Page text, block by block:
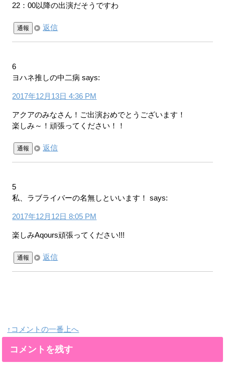
22：00以降の出演だそうですわ
通報 返信
6
ヨハネ推しの中二病 says:
2017年12月13日 4:36 PM
アクアのみなさん！ご出演おめでとうございます！
楽しみ～！頑張ってください！！
通報 返信
5
私、ラブライバーの名無しといいます！
says:
2017年12月12日 8:05 PM
楽しみAqours頑張ってください!!!
通報 返信
↑コメントの一番上へ
コメントを残す